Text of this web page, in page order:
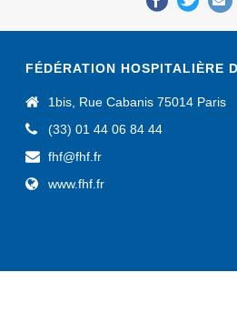
FÉDÉRATION HOSPITALIÈRE
1bis, Rue Cabanis 75014 Paris
(33) 01 44 06 84 44
fhf@fhf.fr
www.fhf.fr